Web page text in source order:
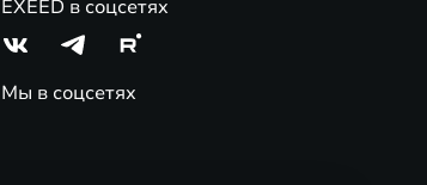
EXEED в соцсетях
Мы в соцсетях